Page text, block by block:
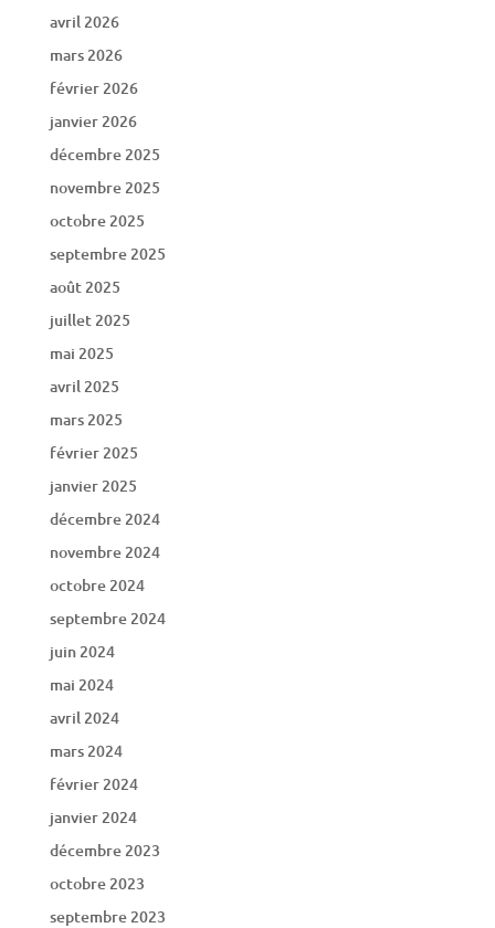
avril 2026
mars 2026
février 2026
janvier 2026
décembre 2025
novembre 2025
octobre 2025
septembre 2025
août 2025
juillet 2025
mai 2025
avril 2025
mars 2025
février 2025
janvier 2025
décembre 2024
novembre 2024
octobre 2024
septembre 2024
juin 2024
mai 2024
avril 2024
mars 2024
février 2024
janvier 2024
décembre 2023
octobre 2023
septembre 2023